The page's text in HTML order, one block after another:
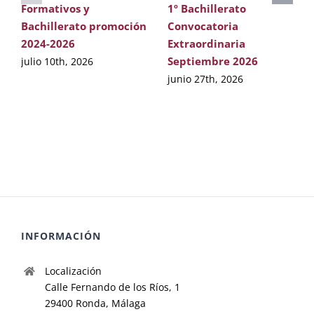
Formativos y
Bachillerato promoción
2024-2026
julio 10th, 2026
1º Bachillerato
Convocatoria
Extraordinaria
Septiembre 2026
junio 27th, 2026
INFORMACIÓN
Localización
Calle Fernando de los Ríos, 1
29400 Ronda, Málaga